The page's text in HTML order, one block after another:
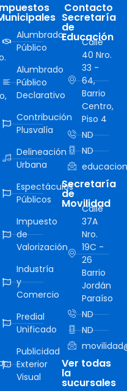
Alumbrado
Público
Alumbrado
Público
Declarativo
Contribución
Plusvalía
Delineación
Urbana
Espectáculos
Públicos
Impuesto
de
Valorización
Industría
y
Comercio
Predial
Unificado
Publicidad
Exterior
Visual
Contacto
Secretaría
de
Educación
Calle
40 Nro.
33 -
64,
Barrio
Centro,
Piso 4
ND
ND
Secretaría
de
Movilidad
Calle
37A
Nro.
19C -
26
Barrio
Jordán
Paraíso
ND
ND
Ver todas
la
sucursales